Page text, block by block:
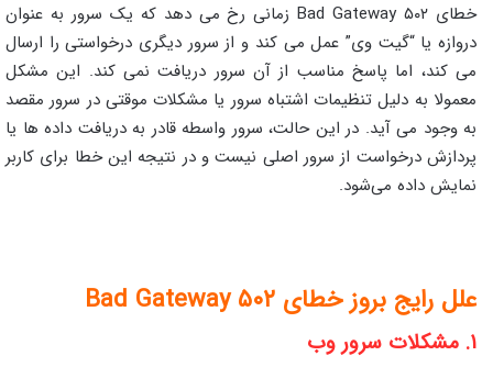
خطای ۵۰۲ Bad Gateway زمانی رخ می‌ دهد که یک سرور به عنوان
دروازه یا “گیت‌ وی” عمل می‌ کند و از سرور دیگری درخواستی را ارسال
می‌ کند، اما پاسخ مناسب از آن سرور دریافت نمی‌ کند. این مشکل
معمولا به دلیل تنظیمات اشتباه سرور یا مشکلات موقتی در سرور مقصد
به وجود می‌ آید. در این حالت، سرور واسطه قادر به دریافت داده‌ ها یا
پردازش درخواست از سرور اصلی نیست و در نتیجه این خطا برای کاربر
نمایش داده می‌شود.
علل رایج بروز خطای ۵۰۲ Bad Gateway
۱. مشکلات سرور وب